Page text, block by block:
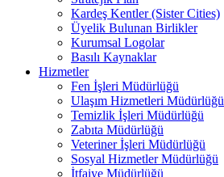
Kardeş Kentler (Sister Cities)
Üyelik Bulunan Birlikler
Kurumsal Logolar
Basılı Kaynaklar
Hizmetler
Fen İşleri Müdürlüğü
Ulaşım Hizmetleri Müdürlüğü
Temizlik İşleri Müdürlüğü
Zabıta Müdürlüğü
Veteriner İşleri Müdürlüğü
Sosyal Hizmetler Müdürlüğü
İtfaiye Müdürlüğü